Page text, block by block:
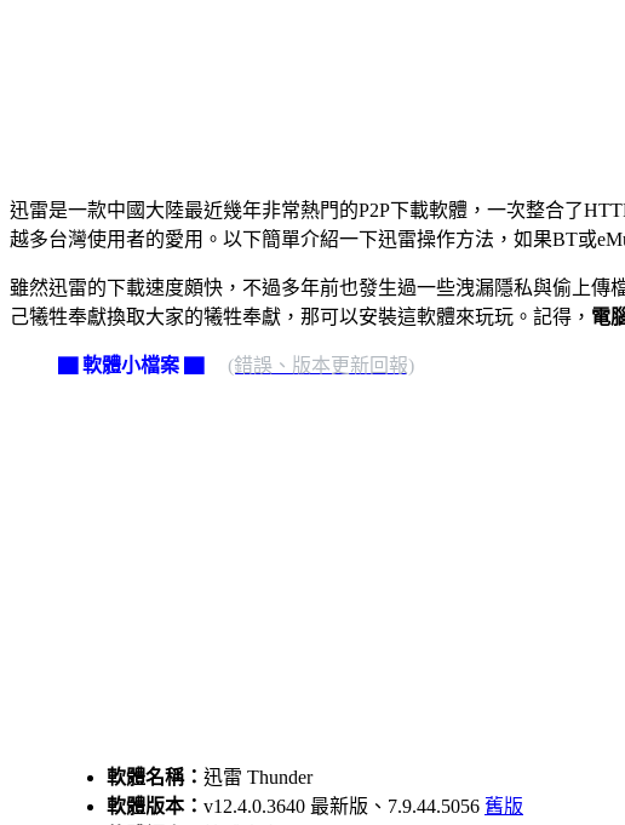
迅雷是一款中國大陸最近幾年非常熱門的P2P下載軟體，一次整合了
越多台灣使用者的愛用。以下簡單介紹一下迅雷操作方法，如果BT或
雖然迅雷的下載速度頗快，不過多年前也發生過一些洩漏隱私與偷上
己犧牲奉獻換取大家的犧牲奉獻，那可以安裝這軟體來玩玩。記得， 電
▇ 軟體小檔案 ▇ (錯誤、版本更新回報)
軟體名稱： 迅雷 Thunder
軟體版本： v12.4.0.3640 最新版、7.9.44.5056 舊版